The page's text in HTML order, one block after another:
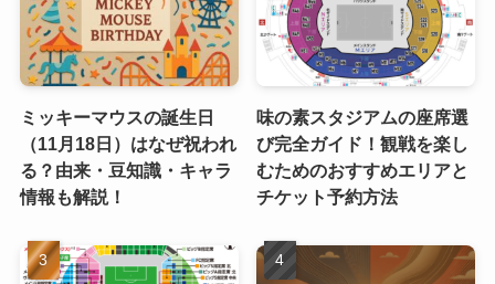
ミッキーマウスの誕生日
（11月18日）はなぜ祝われ
る？由来・豆知識・キャラ
情報も解説！
味の素スタジアムの座席選
び完全ガイド！観戦を楽し
むためのおすすめエリアと
チケット予約方法